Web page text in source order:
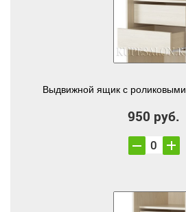
Выдвижной ящик с
950 руб.